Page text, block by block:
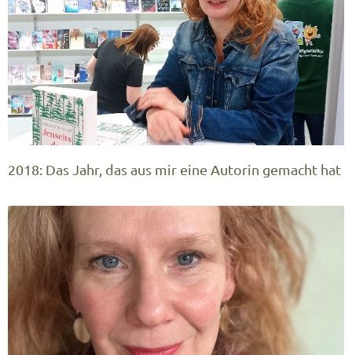
2018: Das Jahr, das aus mir eine Autorin gemacht hat